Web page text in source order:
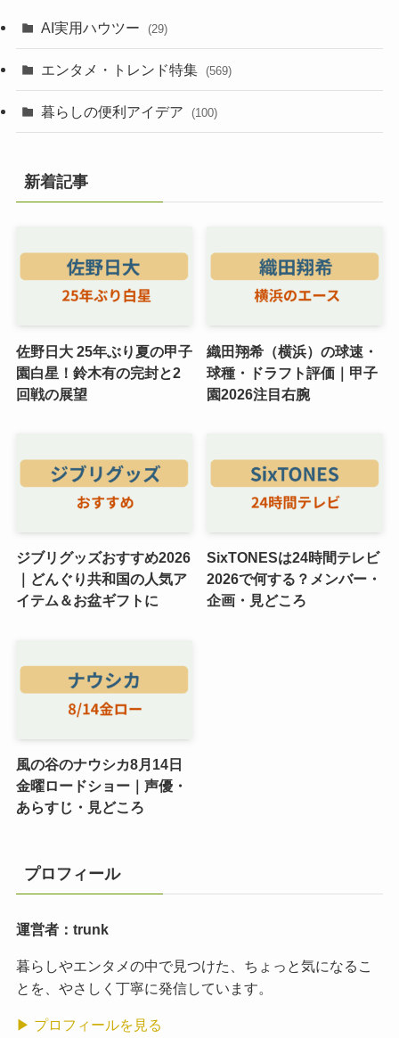
AI実用ハウツー (29)
エンタメ・トレンド特集 (569)
暮らしの便利アイデア (100)
新着記事
佐野日大 25年ぶり夏の甲子
園白星！鈴木有の完封と2
回戦の展望
織田翔希（横浜）の球速・
球種・ドラフト評価｜甲子
園2026注目右腕
ジブリグッズおすすめ2026
｜どんぐり共和国の人気ア
イテム＆お盆ギフトに
SixTONESは24時間テレビ
2026で何する？メンバー・
企画・見どころ
風の谷のナウシカ8月14日
金曜ロードショー｜声優・
あらすじ・見どころ
プロフィール
運営者：trunk
暮らしやエンタメの中で見つけた、ちょっと気になるこ
とを、やさしく丁寧に発信しています。
▶ プロフィールを見る